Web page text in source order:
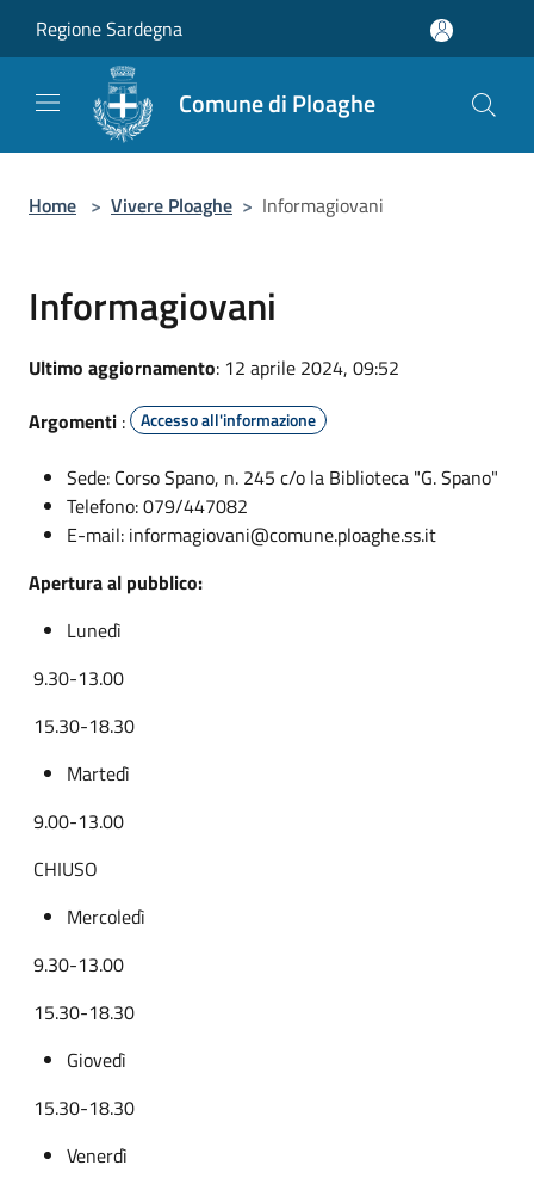
Regione Sardegna
Comune di Ploaghe
Home > Vivere Ploaghe > Informagiovani
Informagiovani
Ultimo aggiornamento: 12 aprile 2024, 09:52
Argomenti : Accesso all'informazione
Sede: Corso Spano, n. 245 c/o la Biblioteca "G. Spano"
Telefono: 079/447082
E-mail: informagiovani@comune.ploaghe.ss.it
Apertura al pubblico:
Lunedì
9.30-13.00
15.30-18.30
Martedì
9.00-13.00
CHIUSO
Mercoledì
9.30-13.00
15.30-18.30
Giovedì
15.30-18.30
Venerdì